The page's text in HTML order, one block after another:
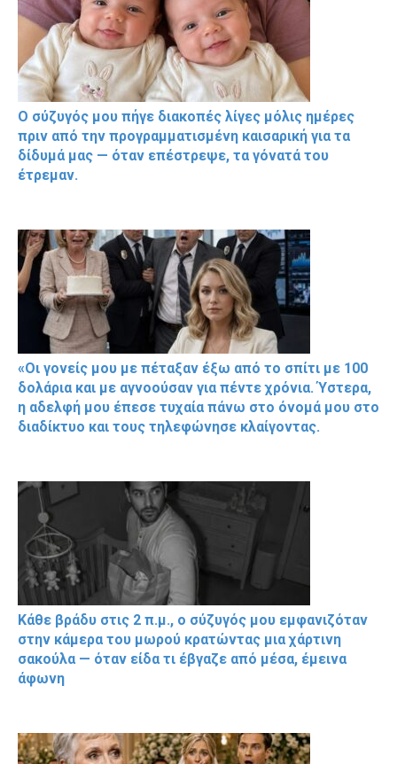
Ο σύζυγός μου πήγε διακοπές λίγες μόλις ημέρες
πριν από την προγραμματισμένη καισαρική για τα
δίδυμά μας — όταν επέστρεψε, τα γόνατά του
έτρεμαν.
«Οι γονείς μου με πέταξαν έξω από το σπίτι με 100
δολάρια και με αγνοούσαν για πέντε χρόνια. Ύστερα,
η αδελφή μου έπεσε τυχαία πάνω στο όνομά μου στο
διαδίκτυο και τους τηλεφώνησε κλαίγοντας.
Κάθε βράδυ στις 2 π.μ., ο σύζυγός μου εμφανιζόταν
στην κάμερα του μωρού κρατώντας μια χάρτινη
σακούλα — όταν είδα τι έβγαζε από μέσα, έμεινα
άφωνη